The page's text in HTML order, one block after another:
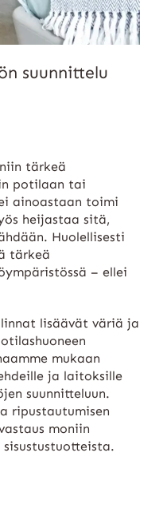
suunnittelu
tärkeä
potilaan tai
ainoastaan toimi
heijastaa sitä,
Huolellisesti
tärkeä
– ellei
lisäävät väriä ja
mukaan
ja laitoksille
suunnitteluun.
ripustautumisen
moniin